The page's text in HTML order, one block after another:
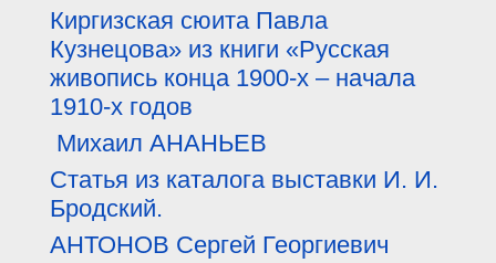
Киргизская сюита Павла
Кузнецова» из книги «Русская
живопись конца 1900-х – начала
1910-х годов
Михаил АНАНЬЕВ
Статья из каталога выставки И. И.
Бродский.
АНТОНОВ Сергей Георгиевич